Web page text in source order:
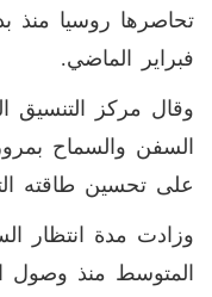
تحاصرها روسيا منذ
فبراير الماضي.
وقال مركز التنسيق
السفن والسماح
على تحسين طاقته
المتوسط منذ وصول